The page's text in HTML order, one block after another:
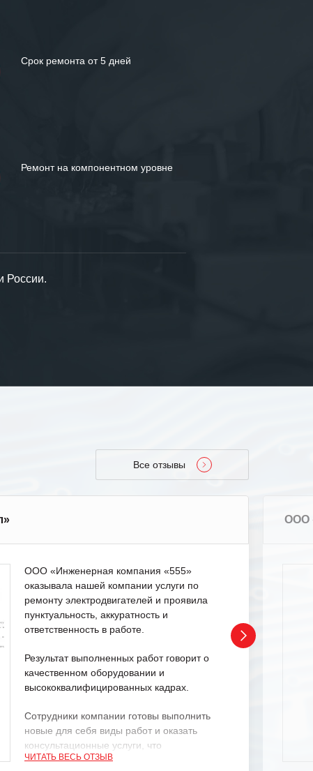
Срок ремонта от 5 дней
Ремонт на компонентном уровне
России.
Все отзывы
ООО «Инженерная компания «555»
оказывала нашей компании услуги по
ремонту электродвигателей и проявила
пунктуальность, аккуратность и
ответственность в работе.
Результат выполненных работ говорит о
качественном оборудовании и
высококвалифицированных кадрах.
Сотрудники компании готовы выполнить
новые для себя виды работ и оказать
консультационные услуги, что
характеризует их как профессионалов
ЧИТАТЬ ВЕСЬ ОТЗЫВ
ООО